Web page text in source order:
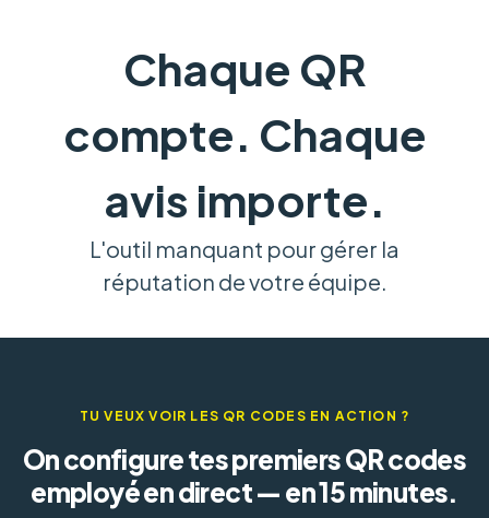
Chaque QR
compte. Chaque
avis importe.
L'outil manquant pour gérer la
réputation de votre équipe.
TU VEUX VOIR LES QR CODES EN ACTION ?
On configure tes premiers QR codes
employé en direct — en 15 minutes.